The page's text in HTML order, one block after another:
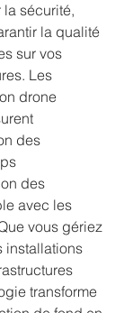
sécurité,
la qualité
sur vos
Les
drone
des
des
avec les
vous gériez
installations
transforme